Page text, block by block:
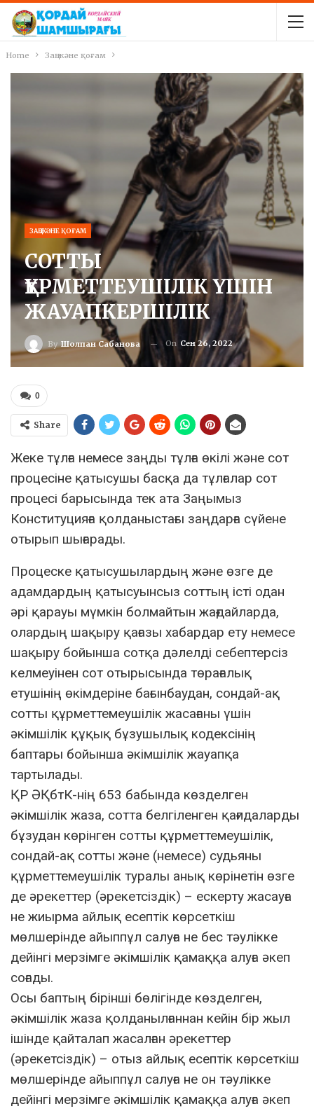
Home Заң және қоғам
ЗАҢ ЖӘНЕ ҚОҒАМ
СОТТЫ
ҚҰРМЕТТЕУШІЛІК ҮШІН
ЖАУАПКЕРШІЛІК
ByШолпан Сабанова On Сен 26, 2022
0
Share
Жеке тұлға немесе заңды тұлға өкілі және сот
процесіне қатысушы басқа да тұлғалар сот
процесі барысында тек ата Заңымыз
Конституцияға қолданыстағы заңдарға сүйене
отырып шығарады.
Процеске қатысушылардың және өзге де
адамдардың қатысуынсыз соттың істі одан
әрі қарауы мүмкін болмайтын жағдайларда,
олардың шақыру қағазы хабардар ету немесе
шақыру бойынша сотқа дәлелді себептерсіз
келмеуінен сот отырысында төрағалық
етушінің өкімдеріне бағынбаудан, сондай-ақ
сотты құрметтемеушілік жасағаны үшін
әкімшілік құқық бұзушылық кодексінің
баптары бойынша әкімшілік жауапқа
тартылады.
ҚР ӘҚбтК-нің 653 бабында көзделген
әкімшілік жаза, сотта белгіленген қағидаларды
бұзудан көрiнген сотты құрметтемеушiлiк,
сондай-ақ сотты және (немесе) судьяны
құрметтемеушiлiк туралы анық көрінетін өзге
де әрекеттер (әрекетсiздiк) – ескерту жасауға
не жиырма айлық есептiк көрсеткiш
мөлшерiнде айыппұл салуға не бес тәулікке
дейінгі мерзімге әкімшілік қамаққа алуға әкеп
соғады.
Осы баптың бiрiншi бөлiгiнде көзделген,
әкiмшiлiк жаза қолданылғаннан кейiн бiр жыл
iшiнде қайталап жасалған әрекеттер
(әрекетсiздiк) – отыз айлық есептiк көрсеткiш
мөлшерiнде айыппұл салуға не он тәулікке
дейінгі мерзімге әкімшілік қамаққа алуға әкеп